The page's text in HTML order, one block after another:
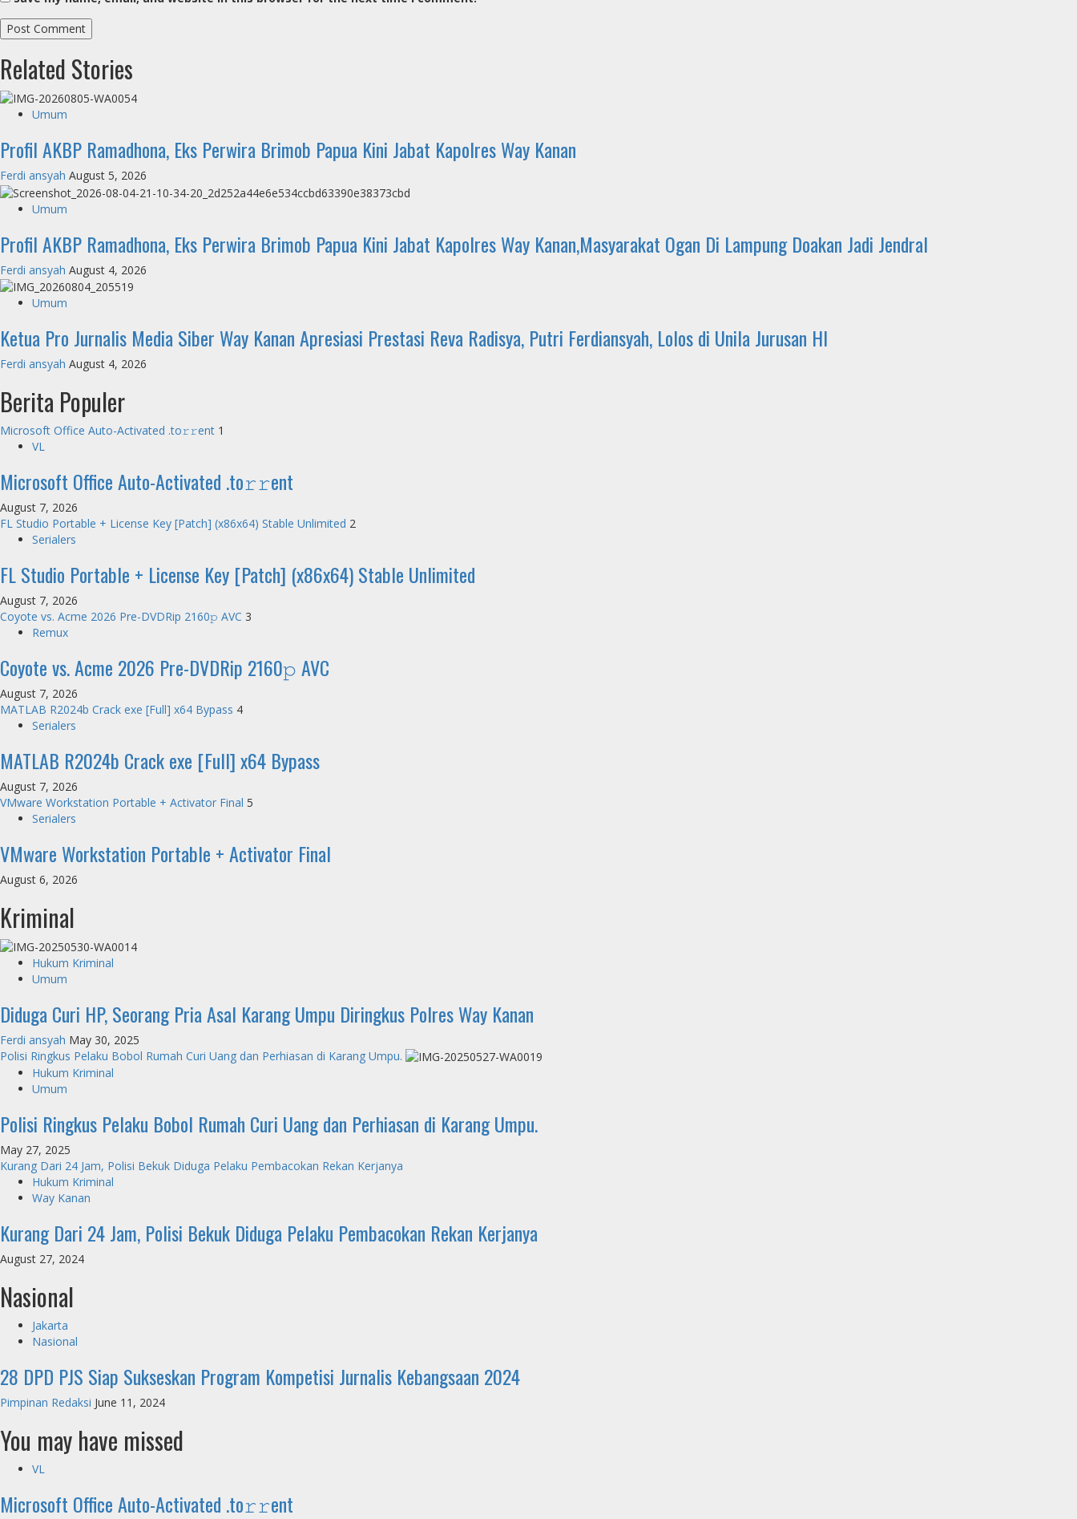
Related Stories
Umum
Profil AKBP Ramadhona, Eks Perwira Brimob Papua Kini Jabat Kapolres Way Kanan
Ferdi ansyah August 5, 2026
Umum
Profil AKBP Ramadhona, Eks Perwira Brimob Papua Kini Jabat Kapolres Way Kanan,Masyarakat Ogan Di Lampung Doakan Jadi Jendral
Ferdi ansyah August 4, 2026
Umum
Ketua Pro Jurnalis Media Siber Way Kanan Apresiasi Prestasi Reva Radisya, Putri Ferdiansyah, Lolos di Unila Jurusan HI
Ferdi ansyah August 4, 2026
Berita Populer
Microsoft Office Auto-Activated .tо𝚛𝚛еnt 1
VL
Microsoft Office Auto-Activated .tо𝚛𝚛еnt
August 7, 2026
FL Studio Portable + License Key [Patch] (x86x64) Stable Unlimited 2
Serialers
FL Studio Portable + License Key [Patch] (x86x64) Stable Unlimited
August 7, 2026
Coyote vs. Acme 2026 Pre-DVDRip 2160𝚙 AVC 3
Remux
Coyote vs. Acme 2026 Pre-DVDRip 2160𝚙 AVC
August 7, 2026
MATLAB R2024b Crack exe [Full] x64 Bypass 4
Serialers
MATLAB R2024b Crack exe [Full] x64 Bypass
August 7, 2026
VMware Workstation Portable + Activator Final 5
Serialers
VMware Workstation Portable + Activator Final
August 6, 2026
Kriminal
Hukum Kriminal
Umum
Diduga Curi HP, Seorang Pria Asal Karang Umpu Diringkus Polres Way Kanan
Ferdi ansyah May 30, 2025
Polisi Ringkus Pelaku Bobol Rumah Curi Uang dan Perhiasan di Karang Umpu.
Hukum Kriminal
Umum
Polisi Ringkus Pelaku Bobol Rumah Curi Uang dan Perhiasan di Karang Umpu.
May 27, 2025
Kurang Dari 24 Jam, Polisi Bekuk Diduga Pelaku Pembacokan Rekan Kerjanya
Hukum Kriminal
Way Kanan
Kurang Dari 24 Jam, Polisi Bekuk Diduga Pelaku Pembacokan Rekan Kerjanya
August 27, 2024
Nasional
Jakarta
Nasional
28 DPD PJS Siap Sukseskan Program Kompetisi Jurnalis Kebangsaan 2024
Pimpinan Redaksi June 11, 2024
You may have missed
VL
Microsoft Office Auto-Activated .tо𝚛𝚛еnt